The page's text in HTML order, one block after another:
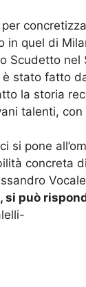
in quel di
Scudetto
stato fatto
la storia
talenti,
si pone
concreta
può